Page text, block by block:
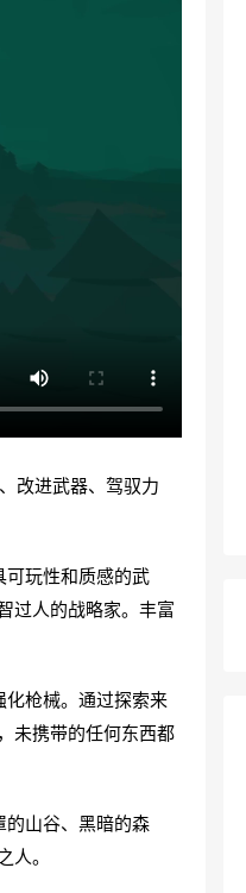
改进武器、驾驭力
玩性和质感的武
过人的战略家。丰富
枪械。通过探索来
未携带的任何东西都
山谷、黑暗的森
人。